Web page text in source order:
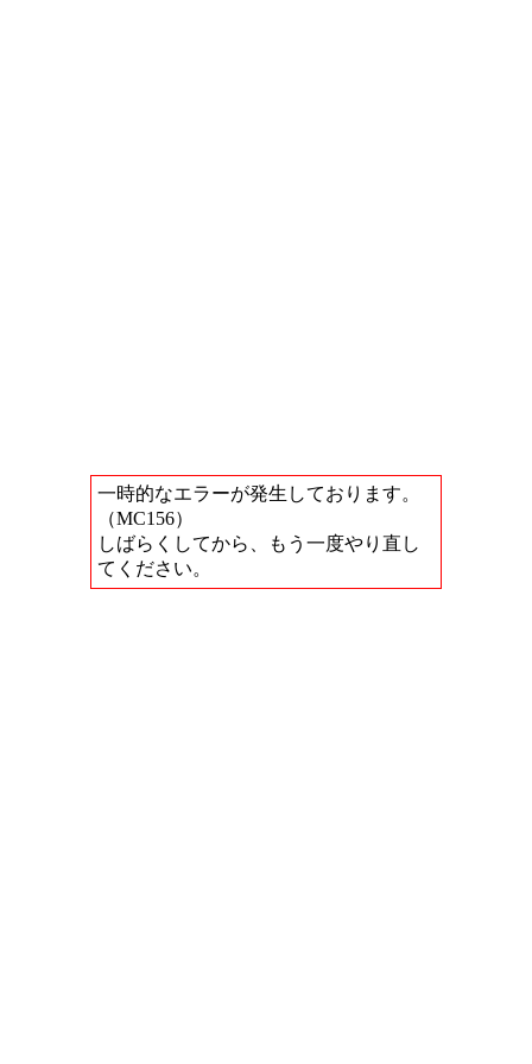
一時的なエラーが発生しております。
（MC156）
しばらくしてから、もう一度やり直し
てください。